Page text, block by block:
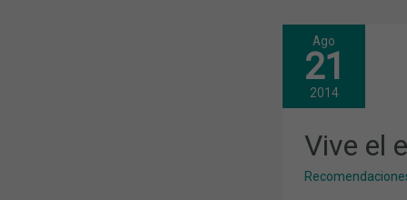
Ago
21
2014
Vive el
VIVE
EL
EMBARAZO
CON
SALUD